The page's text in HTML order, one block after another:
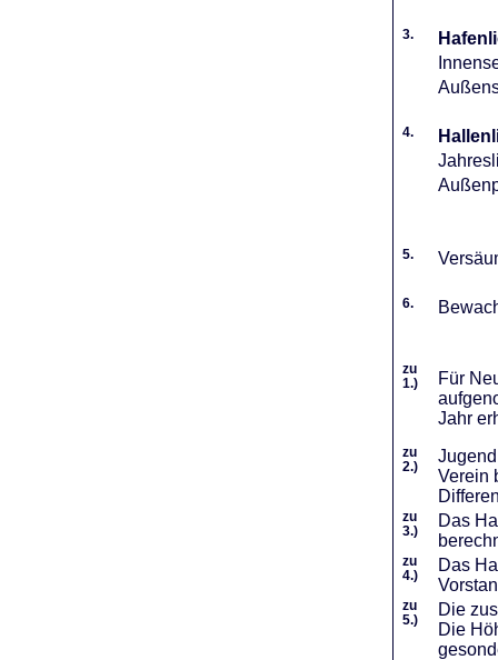
3.
4.
5.
6.
zu
1.)
Für
Jahr
zu
2.)
Verein
zu
3.)
Das
zu
4.)
Das
zu
5.)
Die
Die